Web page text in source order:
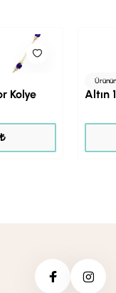
Kolye
Ürünün
Altın